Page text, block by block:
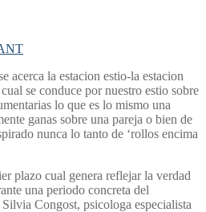
acerca la estacion estio-la estacion
se conduce por nuestro esti­o sobre
lo que es lo mismo una
ganas sobre una pareja o bien de
nunca lo tanto de ‘rollos encima
plazo cual genera reflejar la verdad
una periodo concreta del
Congost, psicologa especialista